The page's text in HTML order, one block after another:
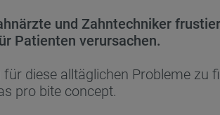
und Zahntechniker
Patienten verursachen.
diese alltäglichen Probleme zu
pro bite concept.